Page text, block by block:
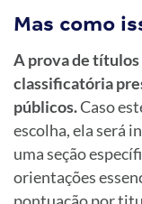
Mas como
A prova de títulos
classificatória
públicos.Caso
escolha, ela será
uma seção
orientações
pontuação por